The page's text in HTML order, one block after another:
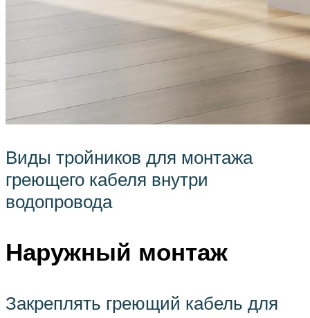
Виды тройников для монтажа
греющего кабеля внутри
водопровода
Наружный монтаж
Закреплять греющий кабель для